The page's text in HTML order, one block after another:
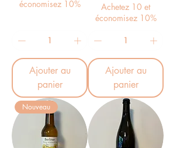
8
H
p
a
r
1
L
i
t
e
économisez 10%
Ajouter au
panier
.
8
H
p
a
r
1
L
i
r
Achetez 10 et
économisez 10%
Ajouter au
panier
Nouveau